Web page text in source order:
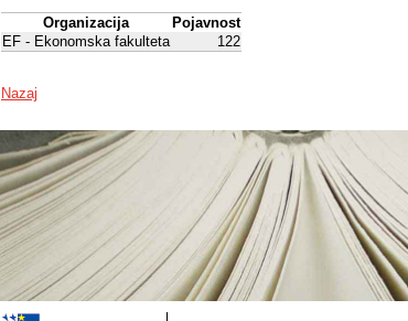
Organizacija
Pojavnost
EF - Ekonomska fakulteta
122
Nazaj